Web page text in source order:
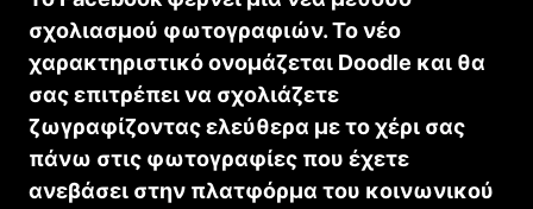
σχολιασμού φωτογραφιών. Το νέο
χαρακτηριστικό ονομάζεται Doodle και θα
σας επιτρέπει να σχολιάζετε
ζωγραφίζοντας ελεύθερα με το χέρι σας
πάνω στις φωτογραφίες που έχετε
ανεβάσει στην πλατφόρμα του κοινωνικού